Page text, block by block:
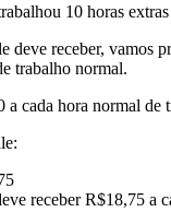
10 horas
deve receber, vamos
trabalho normal.
cada hora normal de
receber R$18,75 a